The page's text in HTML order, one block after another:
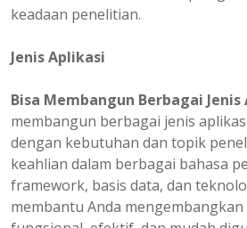
keadaan penelitian.
Jenis Aplikasi
Bisa Membangun Berbagai Jenis
membangun berbagai jenis
dengan kebutuhan dan topik
keahlian dalam berbagai bahasa
framework, basis data, dan
membantu Anda